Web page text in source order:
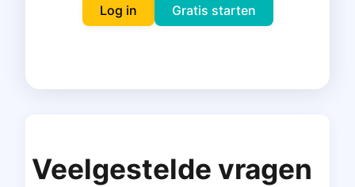
Gratis starten
Log in Gratis starten
Veelgestelde vragen